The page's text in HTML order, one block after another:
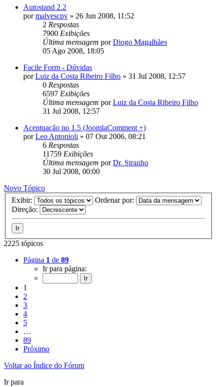
Autostand 2.2
pormalvescpv » 26 Jun 2008, 11:52
2 Respostas
7900 Exibições
Última mensagem porDiogo Magalhães
05 Ago 2008, 18:05
Facile Form - Dúvidas
porLuiz da Costa Ribeiro Filho » 31 Jul 2008, 12:57
0 Respostas
6597 Exibições
Última mensagem porLuiz da Costa Ribeiro Filho
31 Jul 2008, 12:57
Acentuação no 1.5 (JoomlaComment +)
porLeo Antonioli » 07 Out 2006, 08:21
6 Respostas
11759 Exibições
Última mensagem porDr. Stranho
30 Jul 2008, 00:00
Novo Tópico
Exibir:
Ordenar por:
Direção:
2225 tópicos
Página 1 de 89
Ir para página:
1
2
3
4
5
…
89
Próximo
Voltar ao Índice do Fórum
Ir para